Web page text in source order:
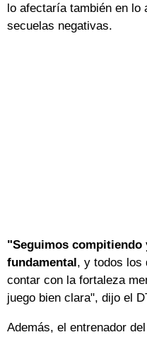
lo afectaría también en lo
secuelas negativas.
"Seguimos compitiendo
fundamental, y todos los
contar con la fortaleza
juego bien clara", dijo el
Además, el entrenador